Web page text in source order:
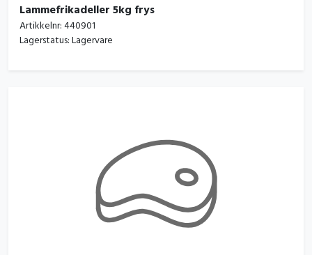
Lammefrikadeller 5kg frys
Artikkelnr:440901
Lagerstatus:Lagervare